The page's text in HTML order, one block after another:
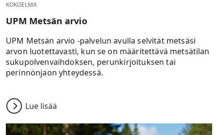
KOKOELMA
UPM Metsän arvio
UPM Metsän arvio -palvelun avulla selvität metsäsi
arvon luotettavasti, kun se on määritettävä metsätilan
sukupolvenvaihdoksen, perunkirjoituksen tai
perinnönjaon yhteydessä.
Lue lisää